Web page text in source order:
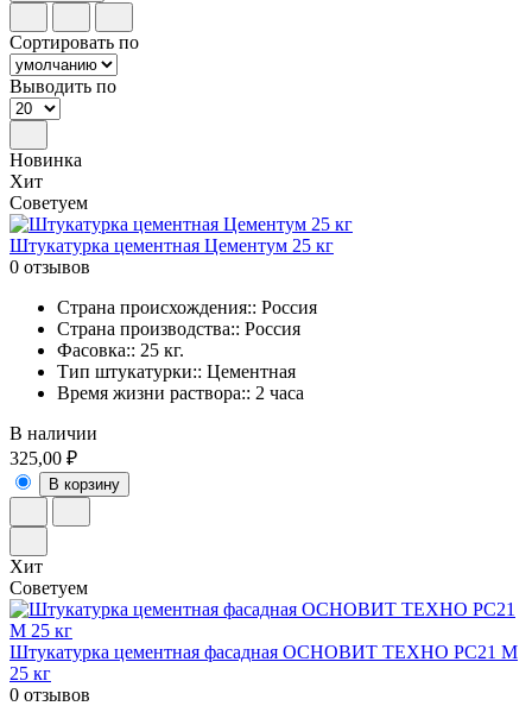
Сортировать по
Выводить по
Новинка
Хит
Советуем
Штукатурка цементная Цементум 25 кг
0 отзывов
Страна происхождения:: Россия
Страна производства:: Россия
Фасовка:: 25 кг.
Тип штукатурки:: Цементная
Время жизни раствора:: 2 часа
В наличии
325,00 ₽
В корзину
Хит
Советуем
Штукатурка цементная фасадная ОСНОВИТ ТЕХНО PC21 M
25 кг
0 отзывов